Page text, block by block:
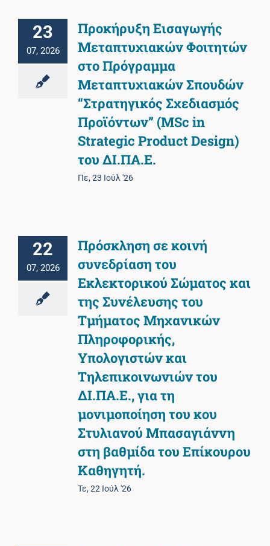
23
07, 2026
Προκήρυξη Εισαγωγής
Μεταπτυχιακών Φοιτητών
στο Πρόγραμμα
Μεταπτυχιακών Σπουδών
“Στρατηγικός Σχεδιασμός
Προϊόντων” (MSc in
Strategic Product Design)
του ΔΙ.ΠΑ.Ε.
Πε, 23 Ιούλ '26
22
07, 2026
Πρόσκληση σε κοινή
συνεδρίαση του
Εκλεκτορικού Σώματος και
της Συνέλευσης του
Τμήματος Μηχανικών
Πληροφορικής,
Υπολογιστών και
Τηλεπικοινωνιών του
ΔΙ.ΠΑ.Ε., για τη
μονιμοποίηση του κου
Στυλιανού Μπασαγιάννη
στη βαθμίδα του Επίκουρου
Καθηγητή.
Τε, 22 Ιούλ '26